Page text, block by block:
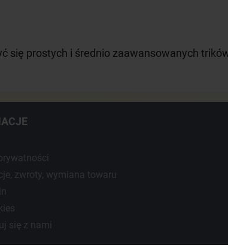
się prostych i średnio zaawansowanych
zwroty, wymiana towaru
się z nami